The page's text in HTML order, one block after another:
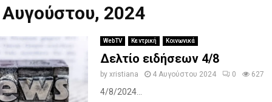
Αυγούστου, 2024
WebTV Κεντρική Κοινωνικά
Δελτίο ειδήσεων 4/8
by xristiana 4 Αυγούστου 2024 0 627
4/8/2024...